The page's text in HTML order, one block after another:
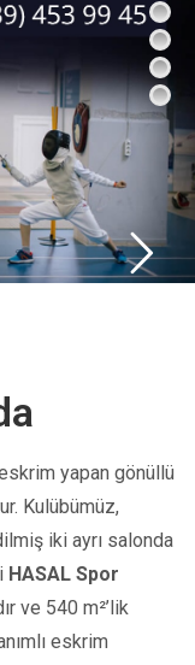
yapan gönüllü
Kulübümüz,
iki ayrı salonda
HASAL Spor
ve 540 m²’lik
eskrim